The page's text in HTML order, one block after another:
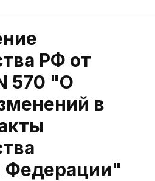
РФ от
570 "О
в
Федерации"